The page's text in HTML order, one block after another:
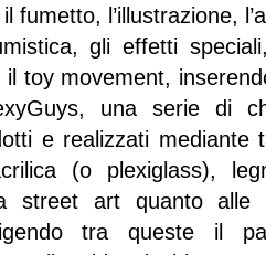
fumetto, l’illustrazione,
gli effetti
toy movement,
, una serie di
e realizzati mediante
(o plexiglass),
street art quanto alle
tra queste il